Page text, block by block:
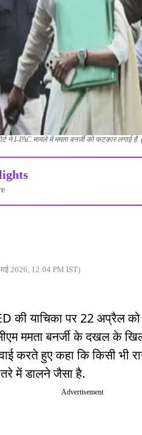
ने I-PAC मामले में ममता बनर्जी को फटकार लगाई
2026, 12:04 PM IST)
की याचिका पर 22 अप्रैल को
ममता बनर्जी के दखल के
करते हुए कहा कि किसी भी
में डालने जैसा है.
Advertisement